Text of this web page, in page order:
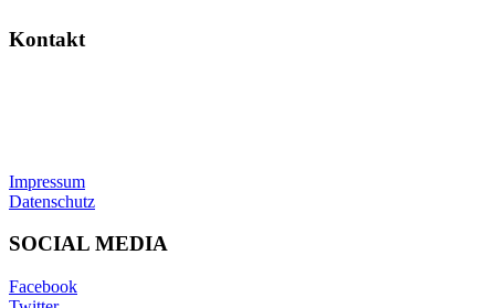
Kontakt
Impressum
Datenschutz
SOCIAL MEDIA
Facebook